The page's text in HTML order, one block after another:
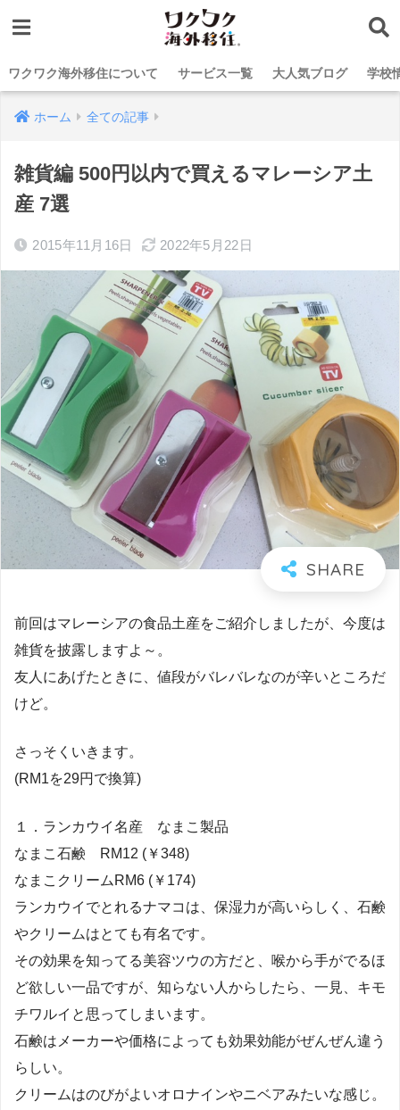
ワクワク海外移住について サービス一覧 大人気ブログ 学校
ホーム 全ての記事
雑貨編 500円以内で買えるマレーシア土
産 7選
2015年11月16日 2022年5月22日
前回はマレーシアの食品土産をご紹介しましたが、今度は
雑貨を披露しますよ～。
友人にあげたときに、値段がバレバレなのが辛いところだ
けど。
さっそくいきます。
(RM1を29円で換算)
１．ランカウイ名産 なまこ製品
なまこ石鹸 RM12 (￥348)
なまこクリームRM6 (￥174)
ランカウイでとれるナマコは、保湿力が高いらしく、石鹸
やクリームはとても有名です。
その効果を知ってる美容ツウの方だと、喉から手がでるほ
ど欲しい一品ですが、知らない人からしたら、一見、キモ
チワルイと思ってしまいます。
石鹸はメーカーや価格によっても効果効能がぜんぜん違う
らしい。
クリームはのびがよいオロナインやニベアみたいな感じ。